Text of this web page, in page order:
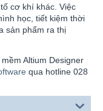
cơ khí khác. Việc
học, tiết kiệm thời
sản phẩm ra thị
Altium Designer
qua hotline 028